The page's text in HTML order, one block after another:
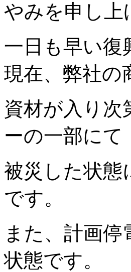
やみを申し上
一日も早い復
現在、弊社の
資材が入り次
ーの一部にて
被災した状態
です。
また、計画
状態です。